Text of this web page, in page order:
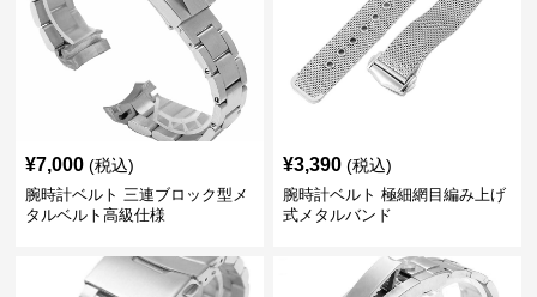
¥7,000 (税込)
腕時計ベルト 三連ブロック型メ
タルベルト高級仕様
¥3,390 (税込)
腕時計ベルト 極細網目編み上げ
式メタルバンド